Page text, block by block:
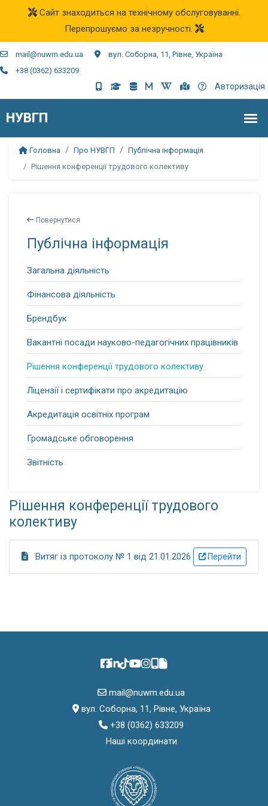
Сайт знаходиться на технічному обслуговуванні.
Перепрошуємо за незручності.
mail@nuwm.edu.ua
вул. Соборна, 11, Рівне, Україна
+38 (0362) 633209
Авторизація
Головна Про НУВГП
Публічна інформація
Рішення конференції трудового колективу
Повернутися
Публічна інформація
Загальна діяльність
Фінансова діяльність
Брендбук
Вакантні посади науково-педагогічних працівників
Рішення конференції трудового колективу
Ліцензії і сертифікати про акредитацію
Акредитація освітніх програм
Громадське обговорення
Звітність
Рішення конференції трудового
колективу
Витяг із протоколу № 1 від 21.01.2026 Перейти
mail@nuwm.edu.ua
вул. Соборна, 11, Рівне, Україна
+38 (0362) 633209
Наші координати